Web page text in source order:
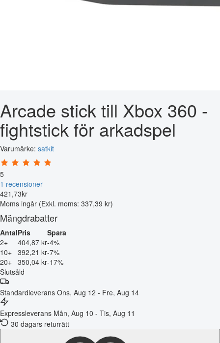
Arcade stick till Xbox 360 -
fightstick för arkadspel
Varumärke: satkit
5
1 recensioner
421 ,73kr
Moms ingår (Exkl. moms: 337,39 kr)
Mängdrabatter
AntalPris
Spara
2+
404,87 kr-4%
10+ 392,21 kr-7%
20+ 350,04 kr-17%
Slutsåld
Standardleverans Ons, Aug 12 - Fre, Aug 14
Expressleverans Mån, Aug 10 - Tis, Aug 11
30 dagars returrätt